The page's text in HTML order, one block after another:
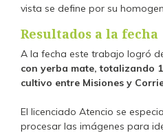
vista se define por su
Resultados a la fecha
A la fecha este trabajo logró
con yerba mate, totalizando
cultivo entre Misiones y
El licenciado Atencio se
procesar las imágenes para